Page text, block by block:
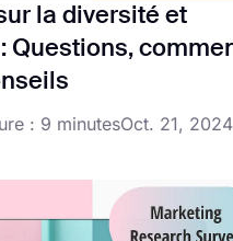
la diversité et
Questions,
: 9 minutesOct. 21, 2024